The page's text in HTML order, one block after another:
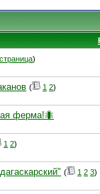
)
( 1 2)
ферма!🐜
1 2)
( 1 2 3)